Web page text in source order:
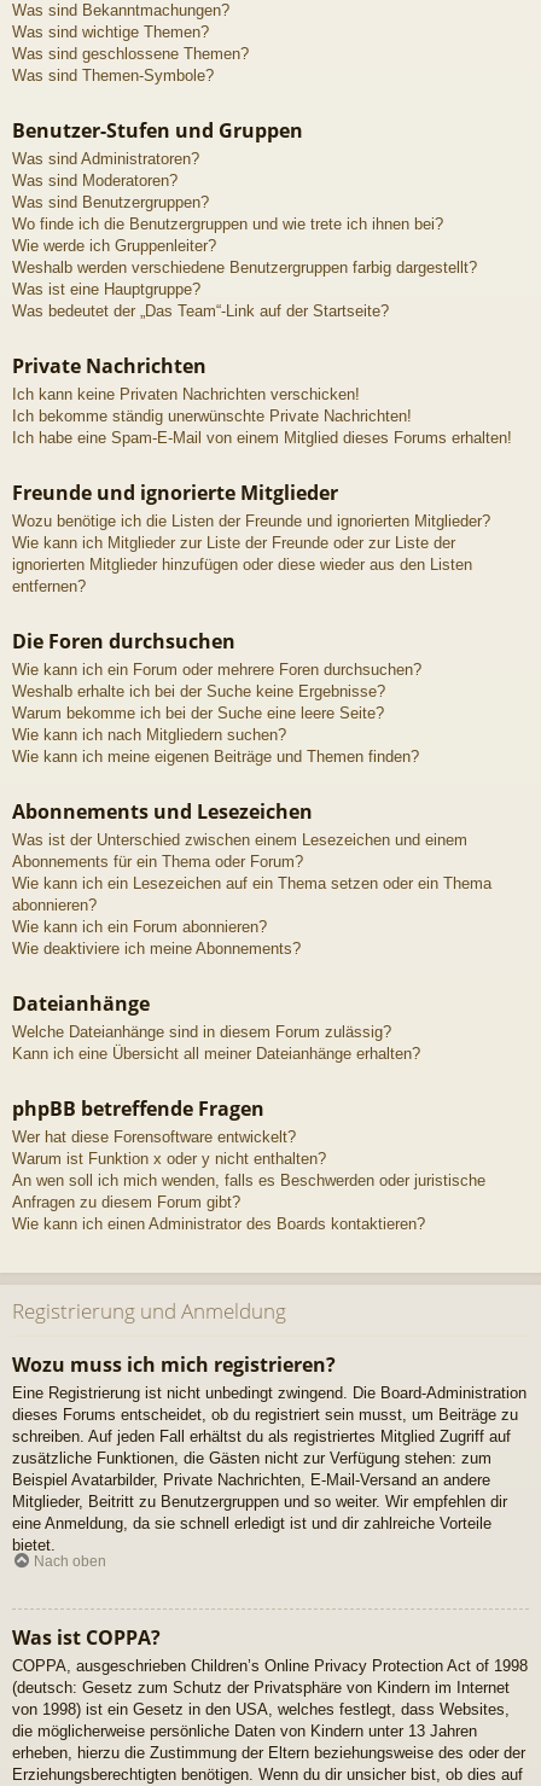
Was sind Bekanntmachungen?
Was sind wichtige Themen?
Was sind geschlossene Themen?
Was sind Themen-Symbole?
Benutzer-Stufen und Gruppen
Was sind Administratoren?
Was sind Moderatoren?
Was sind Benutzergruppen?
Wo finde ich die Benutzergruppen und wie trete ich ihnen bei?
Wie werde ich Gruppenleiter?
Weshalb werden verschiedene Benutzergruppen farbig dargestellt?
Was ist eine Hauptgruppe?
Was bedeutet der „Das Team“-Link auf der Startseite?
Private Nachrichten
Ich kann keine Privaten Nachrichten verschicken!
Ich bekomme ständig unerwünschte Private Nachrichten!
Ich habe eine Spam-E-Mail von einem Mitglied dieses Forums erhalten!
Freunde und ignorierte Mitglieder
Wozu benötige ich die Listen der Freunde und ignorierten Mitglieder?
Wie kann ich Mitglieder zur Liste der Freunde oder zur Liste der
ignorierten Mitglieder hinzufügen oder diese wieder aus den Listen
entfernen?
Die Foren durchsuchen
Wie kann ich ein Forum oder mehrere Foren durchsuchen?
Weshalb erhalte ich bei der Suche keine Ergebnisse?
Warum bekomme ich bei der Suche eine leere Seite?
Wie kann ich nach Mitgliedern suchen?
Wie kann ich meine eigenen Beiträge und Themen finden?
Abonnements und Lesezeichen
Was ist der Unterschied zwischen einem Lesezeichen und einem
Abonnements für ein Thema oder Forum?
Wie kann ich ein Lesezeichen auf ein Thema setzen oder ein Thema
abonnieren?
Wie kann ich ein Forum abonnieren?
Wie deaktiviere ich meine Abonnements?
Dateianhänge
Welche Dateianhänge sind in diesem Forum zulässig?
Kann ich eine Übersicht all meiner Dateianhänge erhalten?
phpBB betreffende Fragen
Wer hat diese Forensoftware entwickelt?
Warum ist Funktion x oder y nicht enthalten?
An wen soll ich mich wenden, falls es Beschwerden oder juristische
Anfragen zu diesem Forum gibt?
Wie kann ich einen Administrator des Boards kontaktieren?
Registrierung und Anmeldung
Wozu muss ich mich registrieren?
Eine Registrierung ist nicht unbedingt zwingend. Die Board-Administration
dieses Forums entscheidet, ob du registriert sein musst, um Beiträge zu
schreiben. Auf jeden Fall erhältst du als registriertes Mitglied Zugriff auf
zusätzliche Funktionen, die Gästen nicht zur Verfügung stehen: zum
Beispiel Avatarbilder, Private Nachrichten, E-Mail-Versand an andere
Mitglieder, Beitritt zu Benutzergruppen und so weiter. Wir empfehlen dir
eine Anmeldung, da sie schnell erledigt ist und dir zahlreiche Vorteile
bietet.
Nach oben
Was ist COPPA?
COPPA, ausgeschrieben Children’s Online Privacy Protection Act of 1998
(deutsch: Gesetz zum Schutz der Privatsphäre von Kindern im Internet
von 1998) ist ein Gesetz in den USA, welches festlegt, dass Websites,
die möglicherweise persönliche Daten von Kindern unter 13 Jahren
erheben, hierzu die Zustimmung der Eltern beziehungsweise des oder der
Erziehungsberechtigten benötigen. Wenn du dir unsicher bist, ob dies auf